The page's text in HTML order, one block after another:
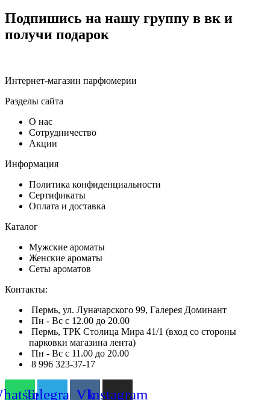
Подпишись на нашу группу в вк и
получи подарок
Интернет-магазин парфюмерии
Разделы сайта
О нас
Сотрудничество
Акции
Информация
Политика конфиденциальности
Сертификаты
Оплата и доставка
Каталог
Мужские ароматы
Женские ароматы
Сеты ароматов
Контакты:
Пермь, ул. Луначарского 99, Галерея Доминант
Пн - Вс с 12.00 до 20.00
Пермь, ТРК Столица Мира 41/1 (вход со стороны
парковки магазина лента)
Пн - Вс с 11.00 до 20.00
8 996 323-37-17
TelegramVkInstagram